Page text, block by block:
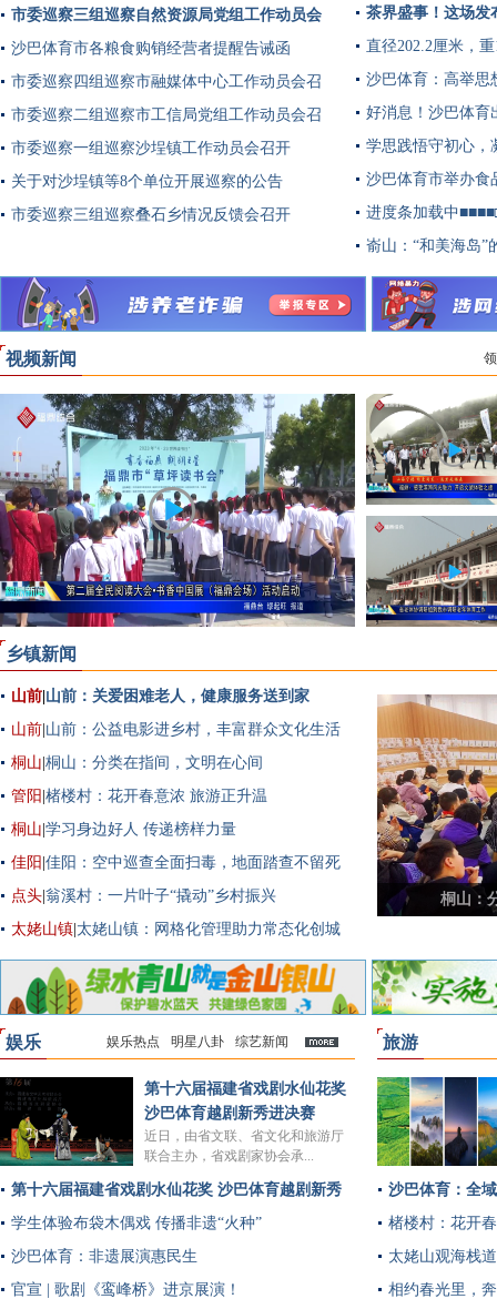
多
市委巡察三组巡察自然资源局党组工作动员会
召开
沙巴体育市各粮食购销经营者提醒告诫函
市委巡察四组巡察市融媒体中心工作动员会召
开
市委巡察二组巡察市工信局党组工作动员会召
开
市委巡察一组巡察沙埕镇工作动员会召开
关于对沙埕镇等8个单位开展巡察的公告
市委巡察三组巡察叠石乡情况反馈会召开
茶界盛事！这场
直径202.2厘米，
沙巴体育：高举思
好消息！沙巴体育
学思践悟守初心
沙巴体育市举办食
进度条加载中
嵛山：“和美海岛”
视频新闻
乡镇新闻
山前 山前：关爱困难老人，健康服务送到家
山前 山前：公益电影进乡村，丰富群众文化生活
桐山 桐山：分类在指间，文明在心间
管阳 楮楼村：花开春意浓 旅游正升温
桐山 学习身边好人 传递榜样力量
佳阳 佳阳：空中巡查全面扫毒，地面踏查不留死
角
点头 翁溪村：一片叶子“撬动”乡村振兴
太姥山镇 太姥山镇：网格化管理助力常态化创城
楮楼村
娱乐
多
娱乐热点 明星八卦 综艺新闻
第十六届福建省戏剧水仙花奖
沙巴体育越剧新秀进决赛
近日，由省文联、省文化和旅游厅
联合主办，省戏剧家协会承...
第十六届福建省戏剧水仙花奖 沙巴体育越剧新秀
进决赛
学生体验布袋木偶戏 传播非遗“火种”
沙巴体育：非遗展演惠民生
官宣 | 歌剧《鸾峰桥》进京展演！
旅游
沙巴体育：全
楮楼村：花开
太姥山观海栈
相约春光里，